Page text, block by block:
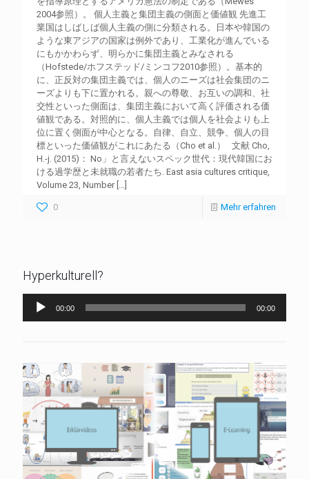
2004参照）。 個人主義と集団主義の側面と価値観 先進工
業国はしばしば個人主義の側に分類される。日本や韓国の
ような東アジアの国家は例外であり、工業化が進んでいる
にもかかわらず、明らかに集団主義とみなされる
（Hofstede/ホフステッド/ミンコフ2010参照）。基本的
に、正反対の集団主義では、個人のニーズは社会集団のニ
ーズよりも下に置かれる。親への尊敬、お互いの調和、社
交性といった側面は、集団主義において高く評価される価
値観である。対照的に、個人主義では個人を社会よりも上
位に置く側面が中心となる。自律、自立、競争、個人の目
標といった価値観がこれにあたる（Cho et al.） 文献 Cho,
H.-j. (2015)： No」と言えないスペック世代：現代韓国にお
ける過学歴と未就職の若者たち. East asia cultures critique,
Volume 23, Number[…]
0 Mehr erfahren
Hyperkulturell?
Audio-
Player
00:00 00:00